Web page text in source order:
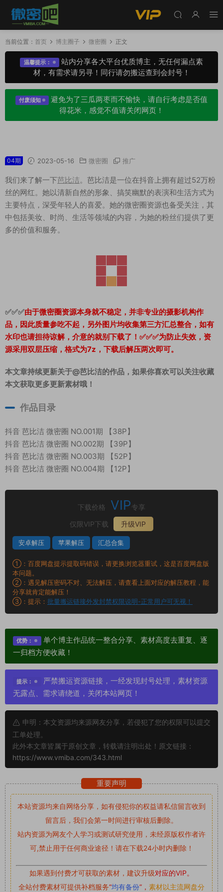
当前位置： 首页 博主圈子 微密圈 正文
温馨提示：
站内分享各大平台优质博主，无任何漏点素
材，有需求请另寻！同行请勿搬运查到会封号！
付废须知
避免为了三瓜两枣而不愉快，请自行考虑是否值
得花米，感觉不值请关闭网页！
04期 2023-05-16 微密圈 推广
我们来了解一下芭比洁。芭比洁是一位在抖音上拥有超过52万粉
丝的网红。她以清新自然的形象、搞笑幽默的表演和生活方式为
主要特点，深受年轻人的喜爱。她的微密圈资源也备受关注，其
中包括美妆、时尚、生活等领域的内容，为她的粉丝们提供了更
多的价值和服务。
✅✅✅由于微密圈资源本身就不稳定，并非专业的摄影机构作
品，因此质量参吃不起，另外图片均收集第三方汇总整合，如有
水印也请担待谅解，介意的就别下载了！✅✅✅为防止失效，资
源采用双层压缩，格式为7z，下载后解压两次即可。
本文章持续更新关于@芭比洁的作品，如果你喜欢可以关注收藏
本文获取更多更新素材哦！
作品目录
抖音 芭比洁 微密圈 NO.001期 【38P】
抖音 芭比洁 微密圈 NO.002期 【39P】
抖音 芭比洁 微密圈 NO.003期 【52P】
抖音 芭比洁 微密圈 NO.004期 【12P】
下载价格 VIP 专享
仅限VIP下载
升级VIP
安卓解压 苹果解压 汇总合集
①：百度网盘提示提取码错误，请更换浏览器重试，这是百度网盘版
本问题。
②：遇见解压密码不对、无法解压，请查看上面对应的解压教程，能
分享就肯定能解压！
③：提示： 批量搬运链接外发封禁权限说明-正常用户可无视！
优势：
单个博主作品统一整合分享、素材高度去重复、逐
一归档方便收藏！
提示：
严禁搬运资源链接，一经发现封号处理，素材资源
无露点、需求请绕道，关闭本站网页！
申明：本文资源均来源网友分享，若侵犯了您的权限可以提交
工单处理。
此外本文章皆属于原创文章，转载请注明出处！原文链接：
https://www.vmiba.com/343.html
重要声明
本站资源均来自网络分享，如有侵犯你的权益请私信留言收到
留言后，我们会第一时间进行审核后删除。
站内资源为网友个人学习或测试研究使用，未经原版权作者许
可,禁止用于任何商业途径！请在下载24小时内删除！
如果遇到付费才可获取的素材，建议升级对应的VIP。
全站付费素材可提供补档服务“均有备份”， 素材以主流网盘分